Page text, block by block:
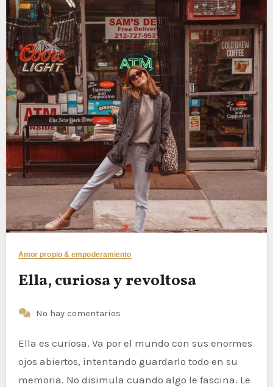
Amor propio & empoderamiento
Ella, curiosa y revoltosa
No hay comentarios
Ella es curiosa. Va por el mundo con sus enormes
ojos abiertos, intentando guardarlo todo en su
memoria. No disimula cuando algo le fascina. Le